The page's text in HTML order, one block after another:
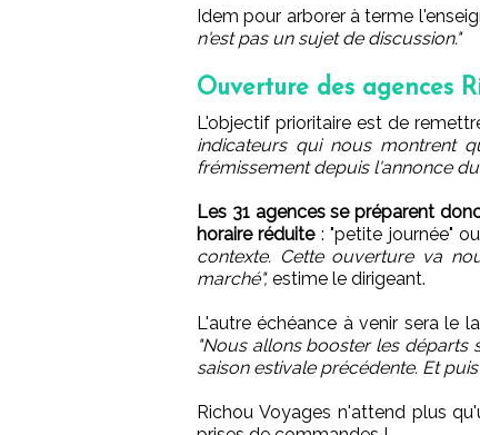
Idem pour arborer à terme
n'est pas un sujet de discussion."
Ouverture des agences
L'objectif prioritaire est de
indicateurs qui nous montrent
frémissement depuis l'annonce
Les 31 agences se préparent
horaire réduite : "petite journée"
contexte. Cette ouverture va
marché", estime le dirigeant.
L'autre échéance à venir sera le
"Nous allons booster les départs
saison estivale précédente. Et
Richou Voyages n'attend plus